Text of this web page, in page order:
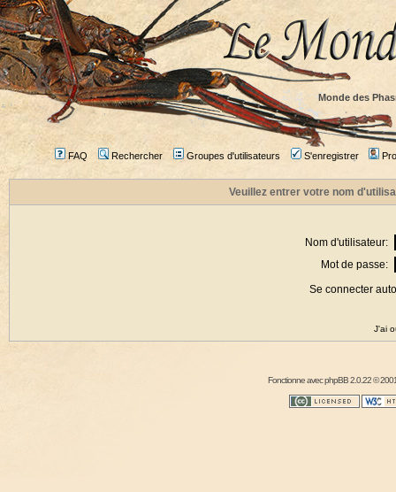
Monde des
FAQ Rechercher Groupes d'utilisateurs S'enregistrer
Veuillez entrer votre nom
Nom d'utilisateur:
Mot de passe:
Se connecter
J'ai
Fonctionne avecphpBB2.0.22 ©